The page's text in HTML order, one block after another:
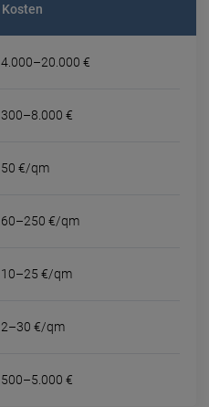
Kosten
4.000–20.000 €
300–8.000 €
50 €/qm
60–250 €/qm
10–25 €/qm
2–30 €/qm
500–5.000 €